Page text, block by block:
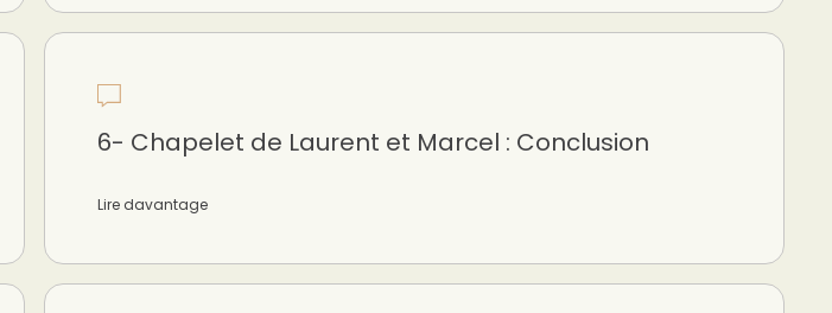
6- Chapelet de Laurent et Marcel : Conclusion
Lire davantage